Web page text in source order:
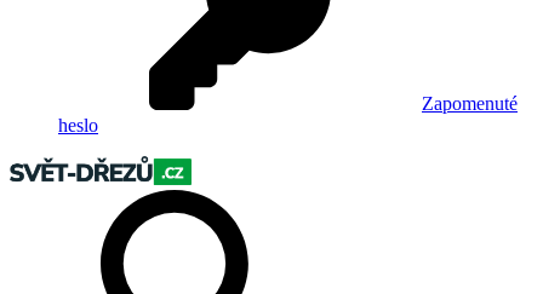
Zapomenuté
heslo